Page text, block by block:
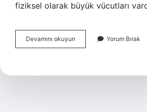
fiziksel olarak büyük vücutları
Devamını okuyun Yükselen
Kova
Yorum Bırak